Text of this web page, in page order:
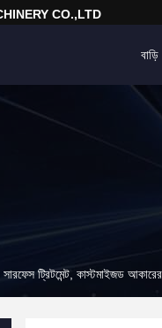
CO.,LTD
বাড়ি
সারফেস ট্রিটমেন্ট, কাস্টমাইজড